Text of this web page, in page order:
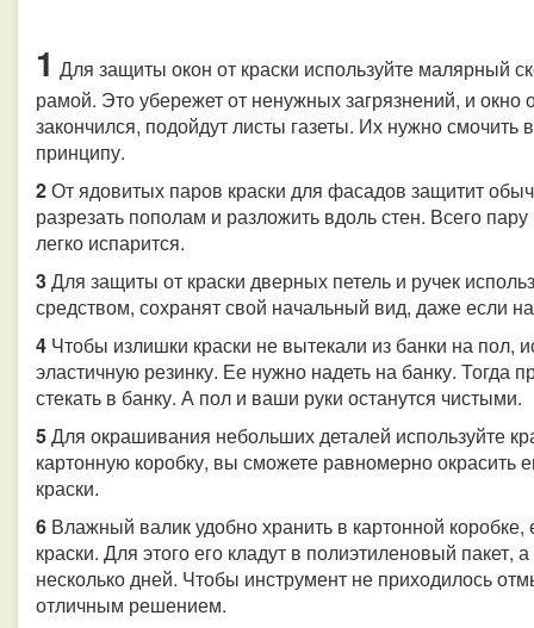
1 Для защиты окон от краски используйте малярный
рамой. Это убережет от ненужных загрязнений, и окно
закончился, подойдут листы газеты. Их нужно
принципу.
2От ядовитых паров краски для фасадов защитит
разрезать пополам и разложить вдоль стен. Всего
легко испарится.
3Для защиты от краски дверных петель и ручек
средством, сохранят свой начальный вид, даже если
4 Чтобы излишки краски не вытекали из банки на пол,
эластичную резинку. Ее нужно надеть на банку. Тогда
стекать в банку. А пол и ваши руки останутся чистыми.
5Для окрашивания небольших деталей используйте
картонную коробку, вы сможете равномерно окрасить
краски.
6 Влажный валик удобно хранить в картонной
краски. Для этого его кладут в полиэтиленовый пакет,
несколько дней. Чтобы инструмент не приходилось
отличным решением.